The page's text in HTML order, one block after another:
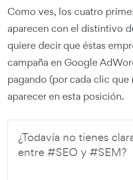
Como ves, los cuatro
aparecen con el distintivo
quiere decir que éstas
campaña en Google
pagando (por cada clic que
aparecer en esta posición.
¿Todavía no tienes
entre #SEO y #SEM?